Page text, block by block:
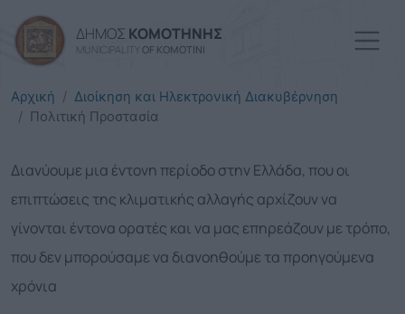
ΔΗΜΟΣ ΚΟΜΟΤΗΝΗΣ
MUNICIPALITY OF KOMOTINI
Αρχική
Διοίκηση και Ηλεκτρονική Διακυβέρνηση
Πολιτική Προστασία
Διανύουμε μια έντονη περίοδο στην Ελλάδα, που οι
επιπτώσεις της κλιματικής αλλαγής αρχίζουν να
γίνονται έντονα ορατές και να μας επηρεάζουν με τρόπο,
που δεν μπορούσαμε να διανοηθούμε τα προηγούμενα
χρόνια